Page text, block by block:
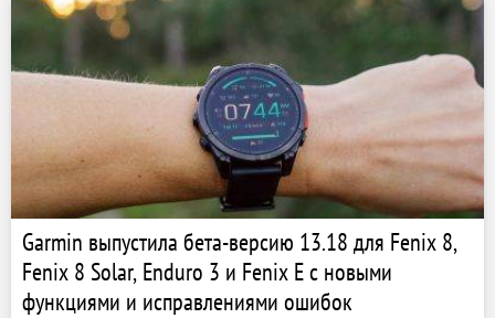
Garmin выпустила бета-версию 13.18 для Fenix 8,
Fenix 8 Solar, Enduro 3 и Fenix E с новыми
функциями и исправлениями ошибок